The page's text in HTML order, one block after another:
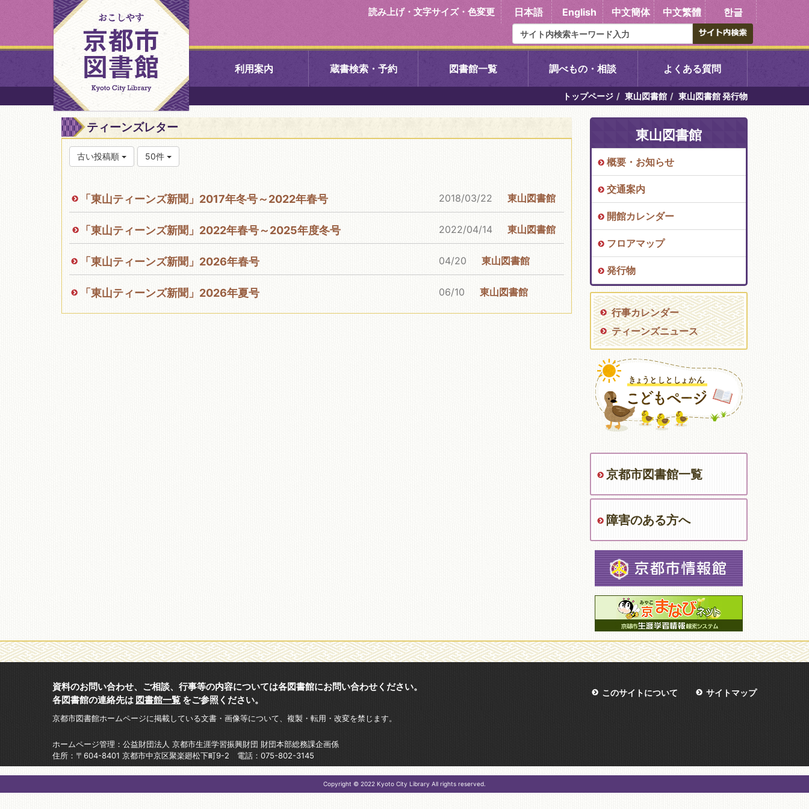
読み上げ・文字サイズ・色変更 日本語 English 中文簡体 中文繁體 한글
利用案内 蔵書検索・予約 図書館一覧
中央図書館 右京中央図書館 伏見中央図書館 醍醐中央図書館
北図書館 左京図書館 岩倉図書館 東山図書館
吉祥院図書館
久世ふれあいセンター図
書館
西京図書館 洛西図書館 向島図書館
醍醐図書館
こどもみらい館子育て図
書館
コミュニティプラザ深草
図書館
調べもの・相談 よくある質問
トップページ 東山図書館 東山図書館 発行物
ティーンズレター
古い投稿順 50件
「東山ティーンズ新聞」2017年冬号～2022年春号 2018/03/22 東山図書館
「東山ティーンズ新聞」2022年春号～2025年度冬号 2022/04/14 東山図書館
「東山ティーンズ新聞」2026年春号 04/20 東山図書館
「東山ティーンズ新聞」2026年夏号 06/10 東山図書館
東山図書館
概要・お知らせ
交通案内
開館カレンダー
フロアマップ
発行物
行事カレンダー
ティーンズニュース
京都市図書館一覧
障害のある方へ
このサイトについて サイトマップ
資料のお問い合わせ、ご相談、行事等の内容については各図書館にお問い合わせください。
各図書館の連絡先は 図書館一覧 をご参照ください。
京都市図書館ホームページに掲載している文書・画像等について、複製・転用・改変を禁じます。
ホームページ管理：公益財団法人 京都市生涯学習振興財団 財団本部総務課企画係
住所：〒604-8401 京都市中京区聚楽廻松下町9-2 電話：075-802-3145
Copyright © 2022 Kyoto City Library All rights reserved.